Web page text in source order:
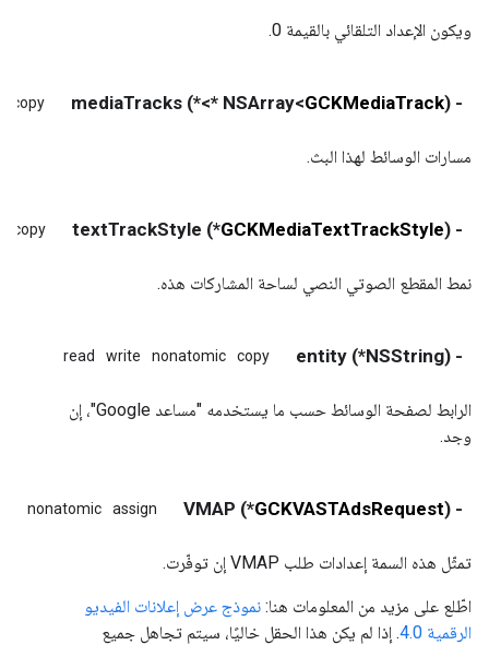
ويكون الإعداد التلقائي بالقيمة 0.
- (NSArray<
GCKMediaTrack
*>*) mediaTracks
copy
مسارات الوسائط لهذا البث.
- (
GCKMediaTextTrackStyle
*) textTrackStyle
copy
نمط المقطع الصوتي النصي لساحة المشاركات هذه.
- (NSString*) entity
read write nonatomic copy
الرابط لصفحة الوسائط حسب ما يستخدمه "مساعد Google"، إن
وجد.
- (
GCKVASTAdsRequest
*) VMAP
nonatomic assign
تمثّل هذه السمة إعدادات طلب VMAP إن توفّرت.
اطّلع على مزيد من المعلومات هنا: نموذج عرض إعلانات الفيديو
الرقمية 4.0
. إذا لم يكن هذا الحقل خاليًا، سيتم تجاهل جميع